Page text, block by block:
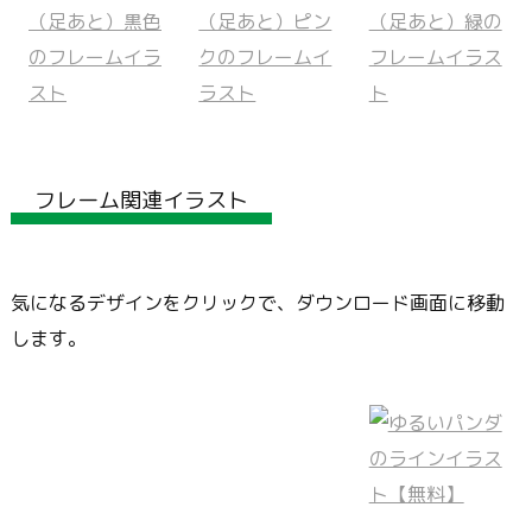
フレーム関連イラスト
気になるデザインをクリックで、ダウンロード画面に移動
します。